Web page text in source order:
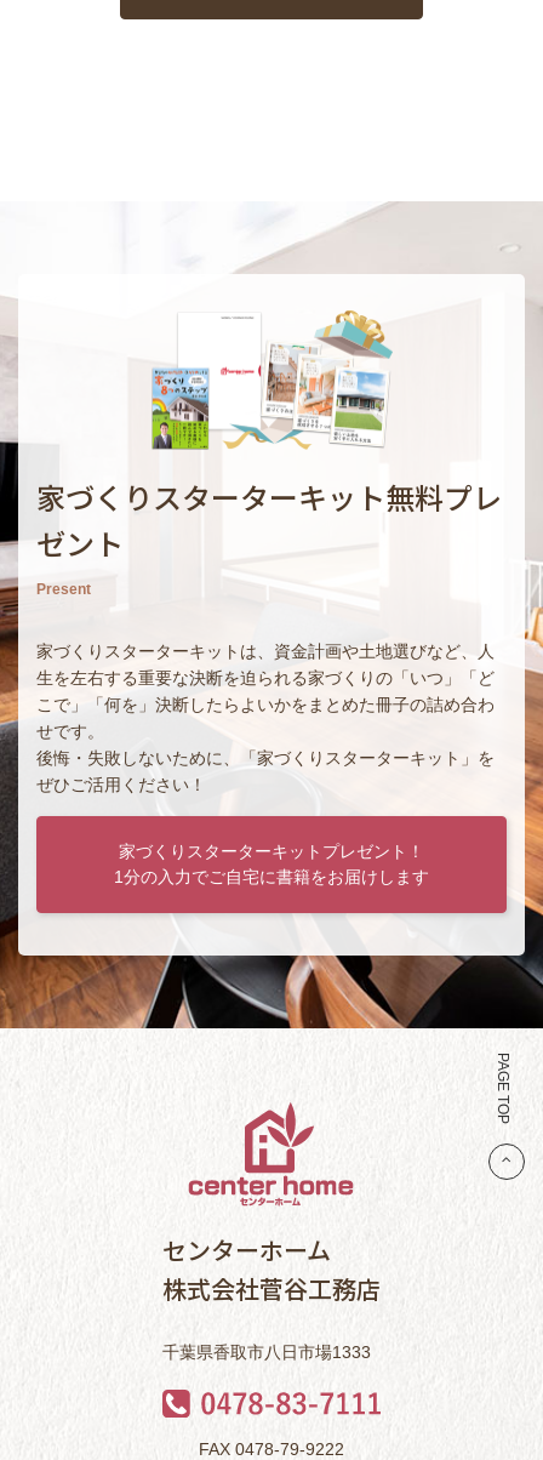
家づくりスターターキット無料プレ
ゼント
Present
家づくりスターターキットは、資金計画や土地選びなど、人
生を左右する重要な決断を迫られる家づくりの「いつ」「ど
こで」「何を」決断したらよいかをまとめた冊子の詰め合わ
せです。
後悔・失敗しないために、「家づくりスターターキット」を
ぜひご活用ください！
家づくりスターターキットプレゼント！
1分の入力でご自宅に書籍をお届けします
PAGE TOP
センターホーム
株式会社菅谷工務店
千葉県香取市八日市場1333
FAX 0478-79-9222